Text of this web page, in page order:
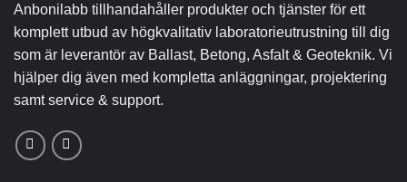
Anbonilabb tillhandahåller produkter och tjänster för ett
komplett utbud av högkvalitativ laboratorieutrustning till dig
som är leverantör av Ballast, Betong, Asfalt & Geoteknik. Vi
hjälper dig även med kompletta anläggningar, projektering
samt service & support.